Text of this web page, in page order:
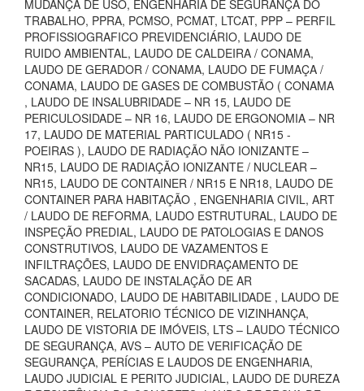
MUDANÇA DE USO, ENGENHARIA DE SEGURANÇA DO
TRABALHO, PPRA, PCMSO, PCMAT, LTCAT, PPP – PERFIL
PROFISSIOGRAFICO PREVIDENCIÁRIO, LAUDO DE
RUIDO AMBIENTAL, LAUDO DE CALDEIRA / CONAMA,
LAUDO DE GERADOR / CONAMA, LAUDO DE FUMAÇA /
CONAMA, LAUDO DE GASES DE COMBUSTÃO ( CONAMA
, LAUDO DE INSALUBRIDADE – NR 15, LAUDO DE
PERICULOSIDADE – NR 16, LAUDO DE ERGONOMIA – NR
17, LAUDO DE MATERIAL PARTICULADO ( NR15 -
POEIRAS ), LAUDO DE RADIAÇÃO NÃO IONIZANTE –
NR15, LAUDO DE RADIAÇÃO IONIZANTE / NUCLEAR –
NR15, LAUDO DE CONTAINER / NR15 E NR18, LAUDO DE
CONTAINER PARA HABITAÇÃO , ENGENHARIA CIVIL, ART
/ LAUDO DE REFORMA, LAUDO ESTRUTURAL, LAUDO DE
INSPEÇÃO PREDIAL, LAUDO DE PATOLOGIAS E DANOS
CONSTRUTIVOS, LAUDO DE VAZAMENTOS E
INFILTRAÇÕES, LAUDO DE ENVIDRAÇAMENTO DE
SACADAS, LAUDO DE INSTALAÇÃO DE AR
CONDICIONADO, LAUDO DE HABITABILIDADE , LAUDO DE
CONTAINER, RELATORIO TÉCNICO DE VIZINHANÇA,
LAUDO DE VISTORIA DE IMÓVEIS, LTS – LAUDO TÉCNICO
DE SEGURANÇA, AVS – AUTO DE VERIFICAÇÃO DE
SEGURANÇA, PERÍCIAS E LAUDOS DE ENGENHARIA,
LAUDO JUDICIAL E PERITO JUDICIAL, LAUDO DE DUREZA